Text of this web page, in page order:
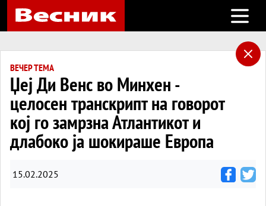
Open
ВЕЧЕР ТЕМА
Џеј Ди Венс во Минхен -
целосен транскрипт на говорот
кој го замрзна Атлантикот и
длабоко ја шокираше Европа
15.02.2025